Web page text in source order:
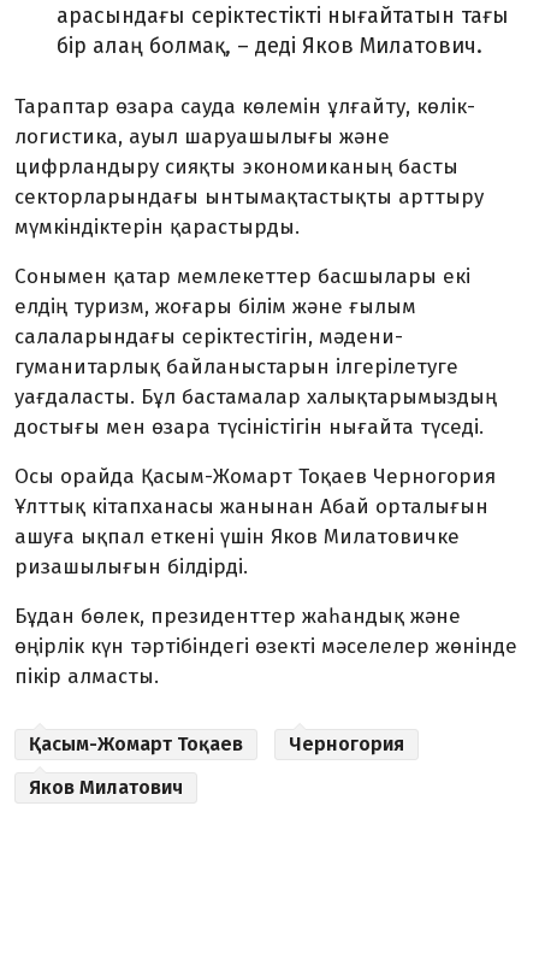
арасындағы серіктестікті нығайтатын тағы
бір алаң болмақ, – деді Яков Милатович.
Тараптар өзара сауда көлемін ұлғайту, көлік-
логистика, ауыл шаруашылығы және
цифрландыру сияқты экономиканың басты
секторларындағы ынтымақтастықты арттыру
мүмкіндіктерін қарастырды.
Сонымен қатар мемлекеттер басшылары екі
елдің туризм, жоғары білім және ғылым
салаларындағы серіктестігін, мәдени-
гуманитарлық байланыстарын ілгерілетуге
уағдаласты. Бұл бастамалар халықтарымыздың
достығы мен өзара түсіністігін нығайта түседі.
Осы орайда Қасым-Жомарт Тоқаев Черногория
Ұлттық кітапханасы жанынан Абай орталығын
ашуға ықпал еткені үшін Яков Милатовичке
ризашылығын білдірді.
Бұдан бөлек, президенттер жаһандық және
өңірлік күн тәртібіндегі өзекті мәселелер жөнінде
пікір алмасты.
Қасым-Жомарт Тоқаев
Черногория
Яков Милатович